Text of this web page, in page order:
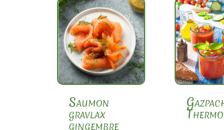
Saumon
gravlax
gingembre